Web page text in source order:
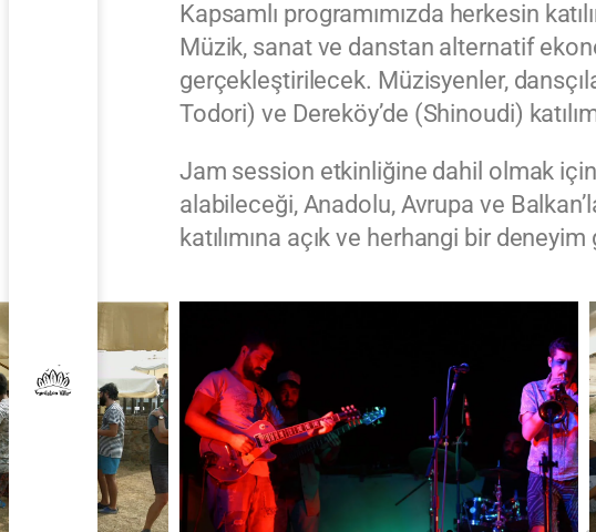
Kapsamlı programımızda herkesin
Müzik, sanat ve danstan alternatif
gerçekleştirilecek. Müzisyenler,
Todori) ve Dereköy’de (Shinoudi)
Jam session etkinliğine dahil olmak için
alabileceği, Anadolu, Avrupa ve
katılımına açık ve herhangi bir